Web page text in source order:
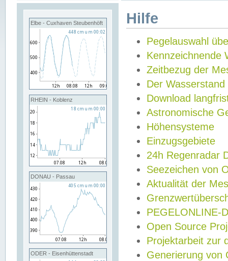
Elbe - Cuxhaven Steubenhöft
RHEIN - Koblenz
DONAU - Passau
ODER - Eisenhüttenstadt
Hilfe
Pegelauswahl
Kennzeichnende
Zeitbezug der
Der Wasserstand
Download
Astronomische
Höhensysteme
Einzugsgebiete
24h Regenradar
Seezeichen von
Aktualität der
PEGELONLINE-
Open Source
Projektarbeit zur
Generierung von